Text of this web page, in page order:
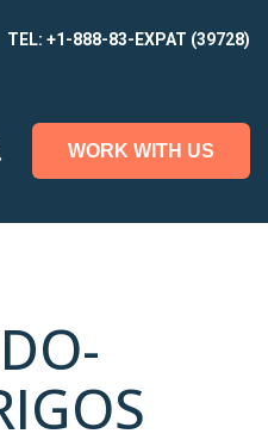
TEL: +1-888-83-EXPAT (39728)
WORK WITH US